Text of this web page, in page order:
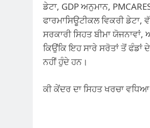
ਡੇਟਾ, GDP ਅਨੁਮਾਨ,
ਫਾਰਮਾਸਿਊਟੀਕਲ ਵਿਕਰੀ
ਸਰਕਾਰੀ ਸਿਹਤ ਬੀਮਾ
ਕਿਉਂਕਿ ਇਹ ਸਾਰੇ ਸਰੋਤਾਂ ਤੋਂ
ਨਹੀਂ ਹੁੰਦੇ ਹਨ।
ਕੀ ਕੇਂਦਰ ਦਾ ਸਿਹਤ ਖਰਚਾ